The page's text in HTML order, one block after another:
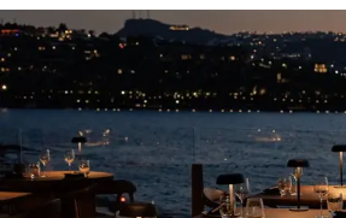
yepyeni Cloud Frappuccino®
ve yiyecek alternatifleri yazın keyfine